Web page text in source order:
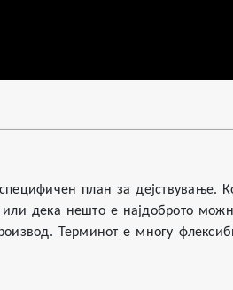
план за дејствување.
или дека нешто е најдоброто
Терминот е многу